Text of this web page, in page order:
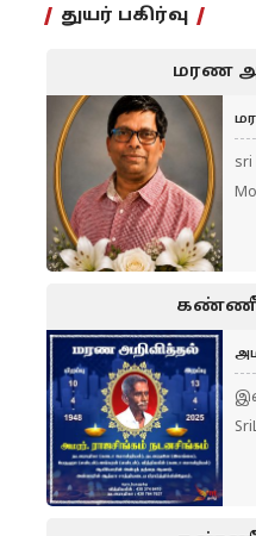
துயர் பகிர்வு
மரண
sri